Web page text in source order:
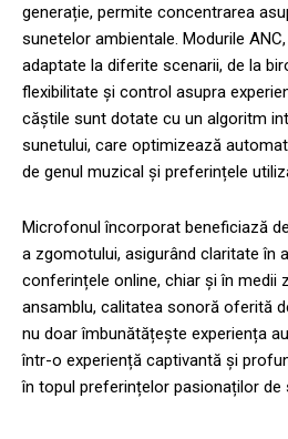
generație, permite concentrarea
sunetelor ambientale. Modurile
adaptate la diferite scenarii, de la
flexibilitate și control asupra
căștile sunt dotate cu un algoritm
sunetului, care optimizează
de genul muzical și preferințele
Microfonul încorporat beneficiază
a zgomotului, asigurând claritate în
conferințele online, chiar și în medii
ansamblu, calitatea sonoră oferită
nu doar îmbunătățește experiența
într-o experiență captivantă și
în topul preferințelor pasionaților de